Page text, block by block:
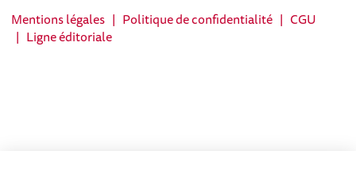
Mentions légales | Politique de confidentialité | CGU
| Ligne éditoriale